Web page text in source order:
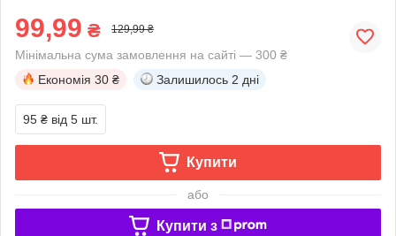
99,99 ₴ 129,99 ₴
Мінімальна сума замовлення на сайті — 300 ₴
Економія 30 ₴ Залишилось 2 дні
95 ₴ від 5 шт.
Купити
або
Купити з